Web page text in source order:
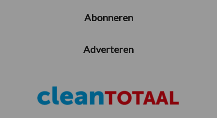
Abonneren
Adverteren